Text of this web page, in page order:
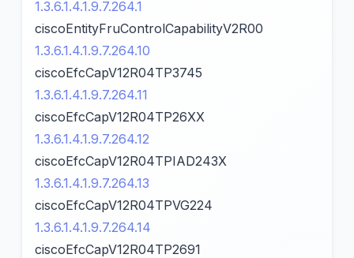
1.3.6.1.4.1.9.7.264.1
ciscoEntityFruControlCapabilityV2R00
1.3.6.1.4.1.9.7.264.10
ciscoEfcCapV12R04TP3745
1.3.6.1.4.1.9.7.264.11
ciscoEfcCapV12R04TP26XX
1.3.6.1.4.1.9.7.264.12
ciscoEfcCapV12R04TPIAD243X
1.3.6.1.4.1.9.7.264.13
ciscoEfcCapV12R04TPVG224
1.3.6.1.4.1.9.7.264.14
ciscoEfcCapV12R04TP2691